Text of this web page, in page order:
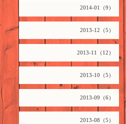
2014-01（9）
2013-12（5）
2013-11（12）
2013-10（5）
2013-09（6）
2013-08（5）